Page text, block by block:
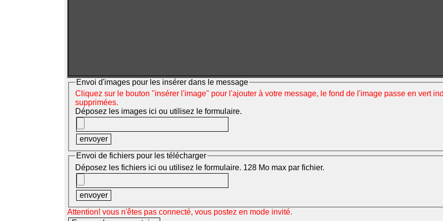
Envoi d'images pour les insérer dans le message
Cliquez sur le bouton "insérer l'image" pour l'ajouter à votre message, le fond de l'image passe en vert
supprimées.
Déposez les images ici ou utilisez le formulaire.
Envoi de fichiers pour les télécharger
Déposez les fichiers ici ou utilisez le formulaire. 128 Mo max par fichier.
Attention! vous n'êtes pas connecté, vous postez en mode invité.